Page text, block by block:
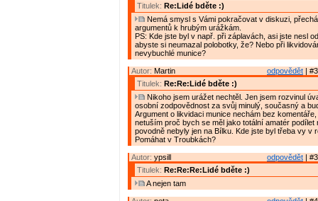
Titulek: Re:Lidé bděte :)
Nemá smysl s Vámi pokračovat v diskuzi,
argumentů k hrubým urážkám.
PS: Kde jste byl v např. při záplavách, asi jste nesl
abyste si neumazal polobotky, že? Nebo při
nevybuchlé munice?
odpovědět |
Autor: Martin
Titulek: Re:Re:Lidé bděte :)
Nikoho jsem urážet nechtěl. Jen jsem rozvinul
osobní zodpovědnost za svůj minulý, současný a
Argument o likvidaci munice nechám bez
netuším proč bych se měl jako totální amatér podílet
povodně nebyly jen na Bílku. Kde jste byl třeba vy v
Pomáhat v Troubkách?
odpovědět |
Autor: ypsill
Titulek: Re:Re:Re:Lidé bděte :)
A nejen tam